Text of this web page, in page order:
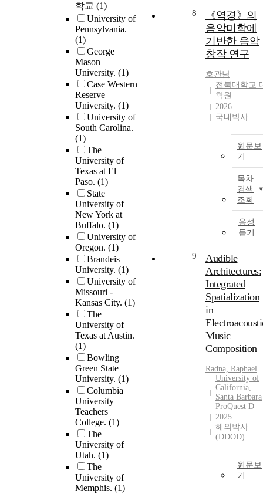
학교 (1)
University of
Pennsylvania.
(1)
George
Mason
University. (1)
Case Western
Reserve
University. (1)
University of
South Carolina.
(1)
The
University of
Texas at El
Paso. (1)
State
University of
New York at
Buffalo. (1)
University of
Oregon. (1)
Brandeis
University. (1)
University of
Missouri -
Kansas City. (1)
The
University of
Texas at Austin.
(1)
Bowling
Green State
University. (1)
Columbia
University
Teachers
College. (1)
The
University of
Utah. (1)
The
University of
Memphis. (1)
8
《역경》의
음악미학에
기반한 음악
창작 연구
호관남
전북대학교
학원
2026
국내박사
원문보
기
목차
검색
조회
음성
듣기
9
Audible
Architectures:
Integrated
Spatialization
in
Music
Composition
Radna, Raphael
University of
California,
Santa Barbara
ProQuest D
2025
해외박사
(DDOD)
원문보
기